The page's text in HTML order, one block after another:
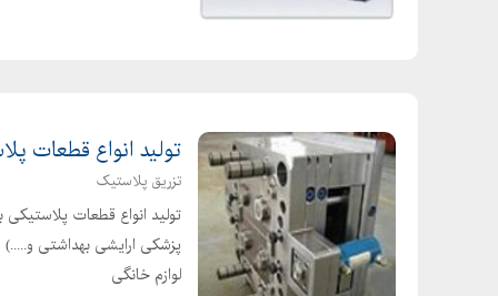
- انواع فول کنترل هیدرولیک
فول کنترل مادولار هیدرولیک ، فول کنترل
تولید انواع قطعات
تزریق پلاستیک
پزشکی ارایشی بهداشتی
لوازم خانگی